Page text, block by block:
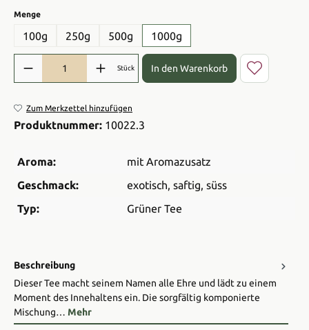
Mengeauswählen
100g 250g 500g 1000g
Produkt Anzahl: Gib den gewünschten Wert ein oder benutze die
Stück In den Warenkorb
Zum Merkzettel hinzufügen
Produktnummer: 10022.3
Aroma:
mit Aromazusatz
Geschmack:
exotisch, saftig, süss
Typ:
Grüner Tee
Beschreibung
Dieser Tee macht seinem Namen alle Ehre und lädt zu einem
Moment des Innehaltens ein. Die sorgfältig komponierte
Mischung… Mehr